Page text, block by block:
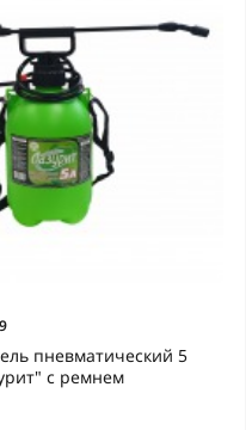
пневматический 5
с ремнем